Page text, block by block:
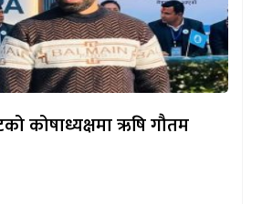
कोषाध्यक्षमा ऋषि गौतम